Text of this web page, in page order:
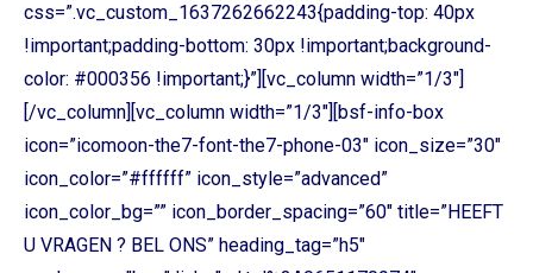
css=”.vc_custom_1637262662243{padding-top: 40px
!important;padding-bottom: 30px !important;background-
color: #000356 !important;}”][vc_column width=”1/3″]
[/vc_column][vc_column width=”1/3″][bsf-info-box
icon=”icomoon-the7-font-the7-phone-03″ icon_size=”30″
icon_color=”#ffffff” icon_style=”advanced”
icon_color_bg=”” icon_border_spacing=”60″ title=”HEEFT
U VRAGEN ? BEL ONS” heading_tag=”h5″